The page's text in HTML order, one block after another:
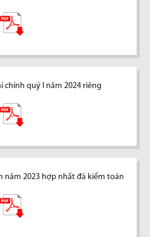
chính quý I năm 2024 riêng
năm 2023 hợp nhất đã kiểm toán